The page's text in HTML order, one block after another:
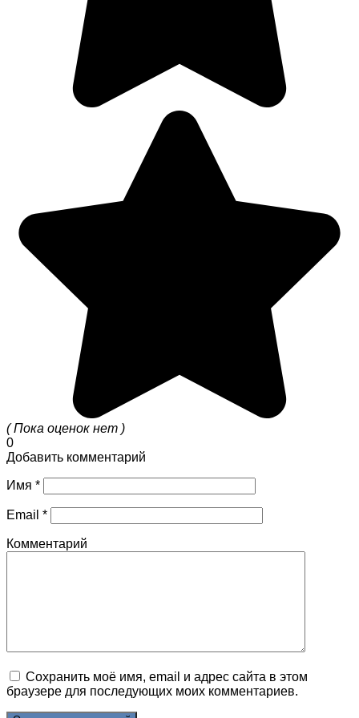
( Пока оценок нет )
0
Добавить комментарий
Имя *
Email *
Комментарий
Сохранить моё имя, email и адрес сайта в этом
браузере для последующих моих комментариев.